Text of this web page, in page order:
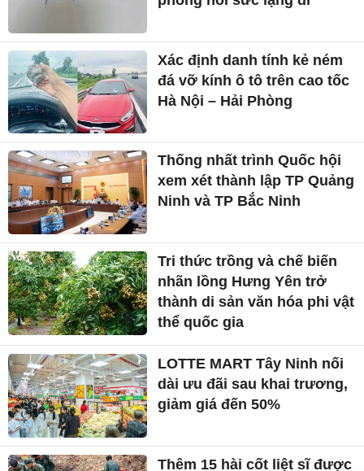
Xác định danh tính kẻ ném
đá vỡ kính ô tô trên cao tốc
Hà Nội – Hải Phòng
Thống nhất trình Quốc hội
xem xét thành lập TP Quảng
Ninh và TP Bắc Ninh
Tri thức trồng và chế biến
nhãn lồng Hưng Yên trở
thành di sản văn hóa phi vật
thể quốc gia
LOTTE MART Tây Ninh nối
dài ưu đãi sau khai trương,
giảm giá đến 50%
Thêm 15 hài cốt liệt sĩ được